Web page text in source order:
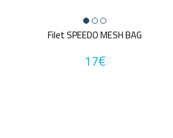
Filet SPEEDO MESH BAG
17€